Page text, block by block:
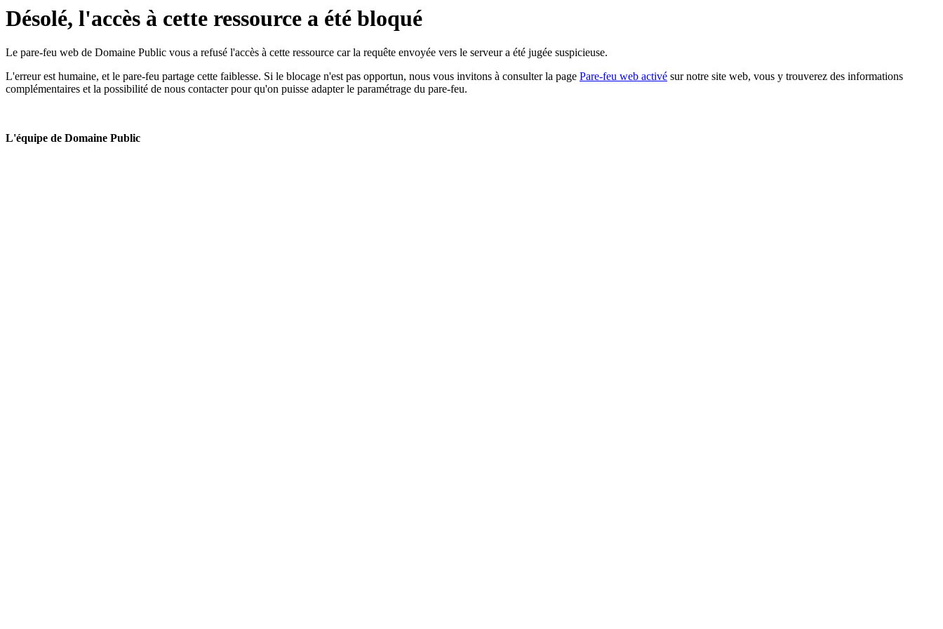
Désolé, l'accès à cette ressource a été bloqué
Le pare-feu web de Domaine Public vous a refusé l'accès à cette ressource car la requête envoyée vers le serveur a été jugée suspicieuse.
L'erreur est humaine, et le pare-feu partage cette faiblesse. Si le blocage n'est pas opportun, nous vous invitons à consulter la page Pare-feu web activé sur notre site web, vous y trouverez des informations
complémentaires et la possibilité de nous contacter pour qu'on puisse adapter le paramétrage du pare-feu.
L'équipe de Domaine Public